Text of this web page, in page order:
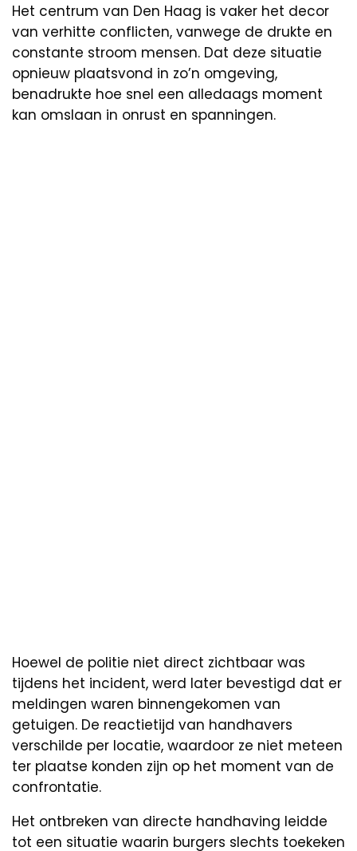
Het centrum van Den Haag is vaker het decor
van verhitte conflicten, vanwege de drukte en
constante stroom mensen. Dat deze situatie
opnieuw plaatsvond in zo’n omgeving,
benadrukte hoe snel een alledaags moment
kan omslaan in onrust en spanningen.
Hoewel de politie niet direct zichtbaar was
tijdens het incident, werd later bevestigd dat er
meldingen waren binnengekomen van
getuigen. De reactietijd van handhavers
verschilde per locatie, waardoor ze niet meteen
ter plaatse konden zijn op het moment van de
confrontatie.
Het ontbreken van directe handhaving leidde
tot een situatie waarin burgers slechts toekeken